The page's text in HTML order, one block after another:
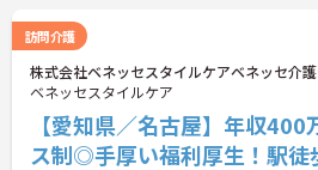
訪問介護
株式会社ベネッセスタイルケアベネッセ介
ベネッセスタイルケア
【愛知県／名古屋】年収
ス制◎手厚い福利厚生！駅